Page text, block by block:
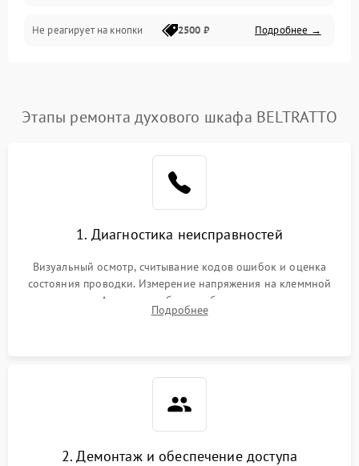
Не реагирует на кнопки 2500 ₽ Подробнее →
Этапы ремонта духового шкафа BELTRATTO
1. Диагностика неисправностей
Визуальный осмотр, считывание кодов ошибок и оценка
состояния проводки. Измерение напряжения на клеммной
колодке. Анализ жалоб на проблемы с нагревом,
конвекцией, панелью управления или блокировкой дверцы.
Подробнее
2. Демонтаж и обеспечение доступа